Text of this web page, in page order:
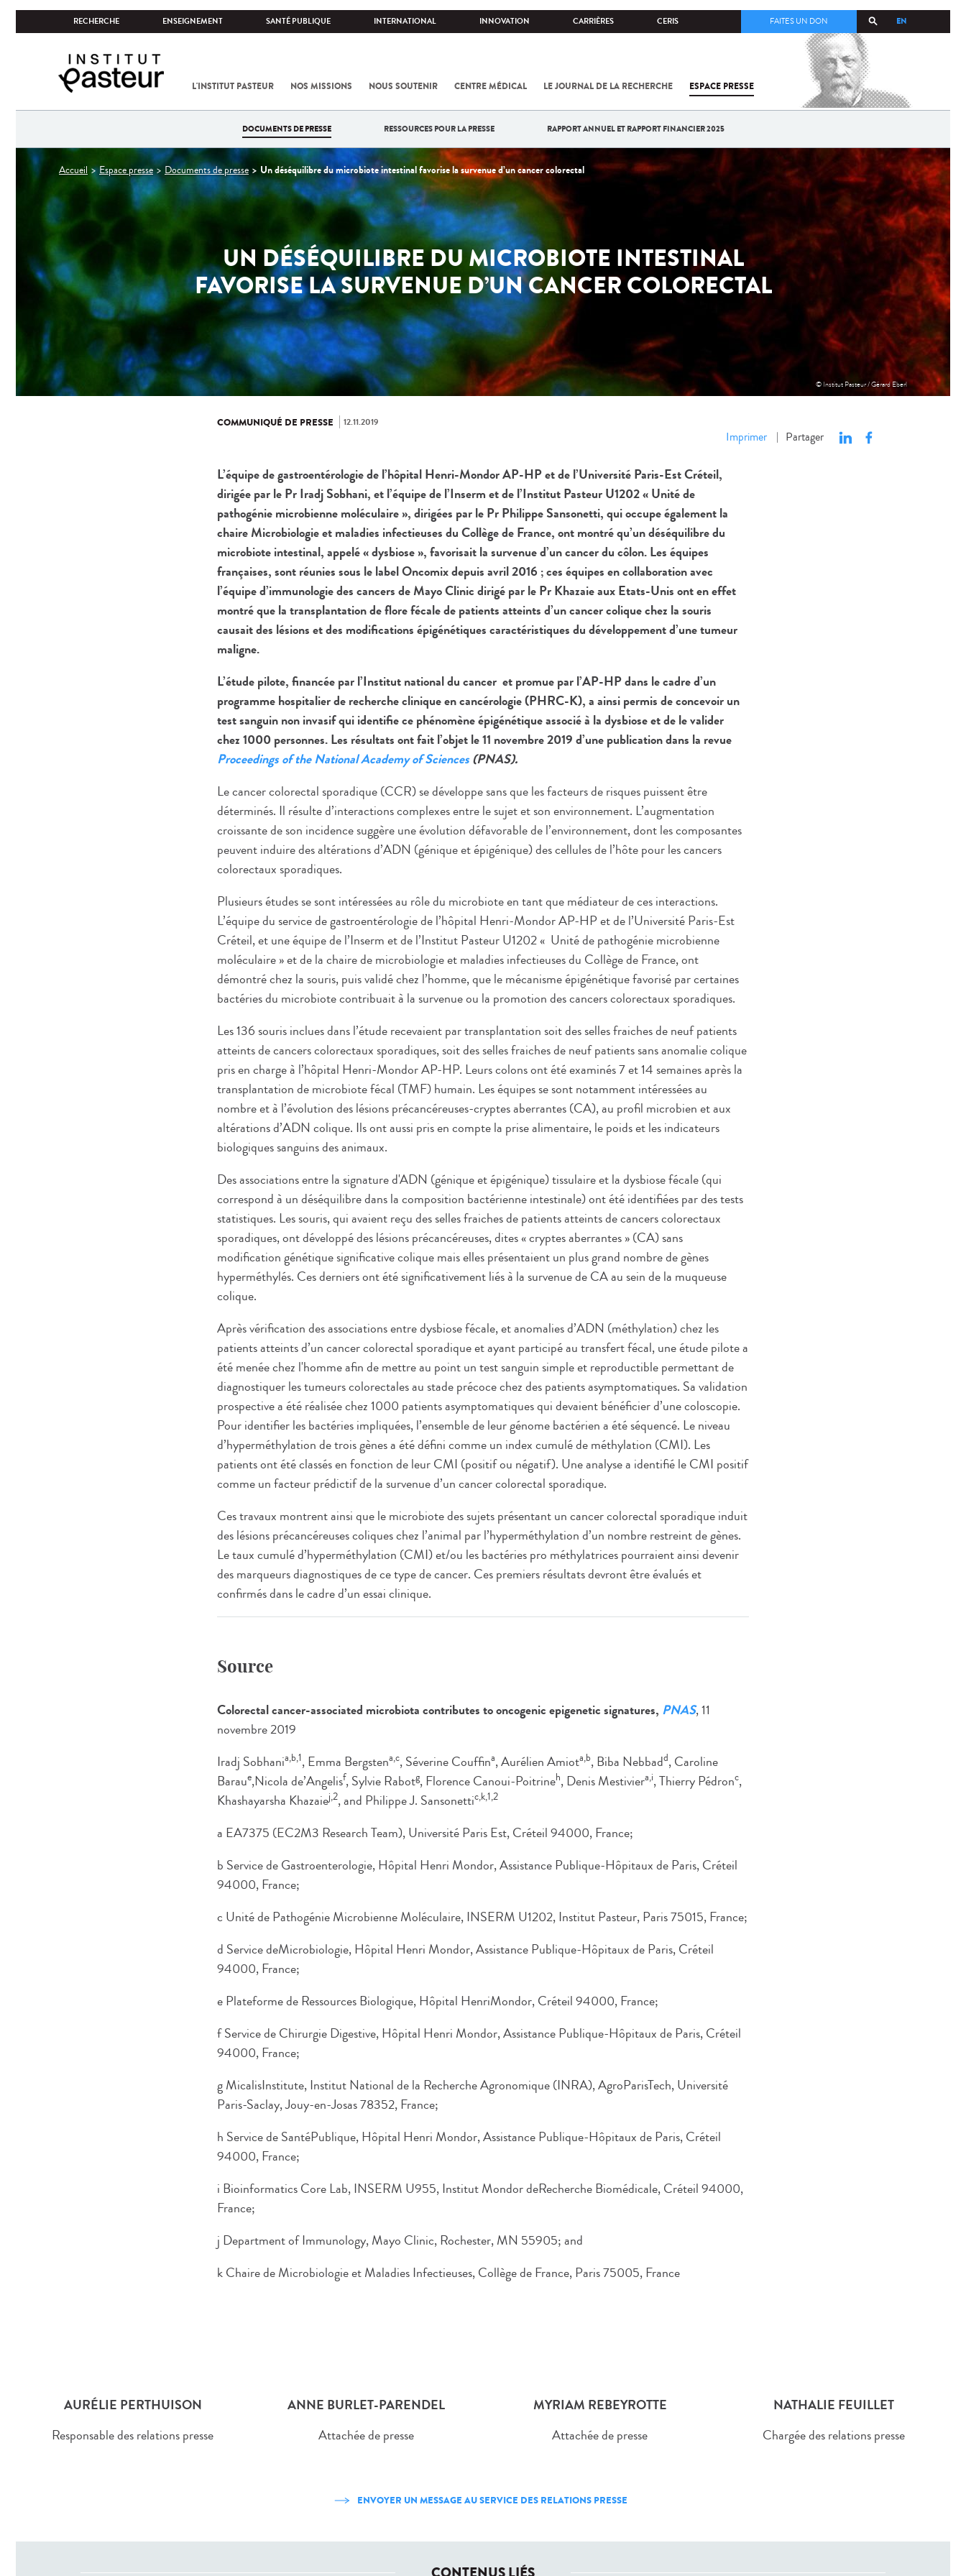
RECHERCHE ENSEIGNEMENT SANTÉ PUBLIQUE INTERNATIONAL INNOVATION CARRIÈRES CERIS EN
FAITES UN DON
L'INSTITUT PASTEUR NOS MISSIONS NOUS SOUTENIR CENTRE MÉDICAL LE JOURNAL DE LA RECHERCHE ESPACE PRESSE
COV-2 /
L'INSTITUT
PASTEUR
DOCUMENTS DE PRESSE RESSOURCES POUR LA PRESSE RAPPORT ANNUEL ET RAPPORT FINANCIER 2025
Vous
ici
Accueil Espace presse Documents de presse Un déséquilibre du microbiote intestinal favorise la survenue d’un cancer colorectal
UN DÉSÉQUILIBRE DU MICROBIOTE INTESTINAL
FAVORISE LA SURVENUE D’UN CANCER COLORECTAL
© Institut Pasteur / Gérard Eberl
COMMUNIQUÉ DE PRESSE 12.11.2019
Imprimer | Partager
L’équipe de gastroentérologie de l’hôpital Henri-Mondor AP-HP et de l’Université Paris-Est Créteil,
dirigée par le Pr Iradj Sobhani, et l’équipe de l’Inserm et de l’Institut Pasteur U1202 « Unité de
pathogénie microbienne moléculaire », dirigées par le Pr Philippe Sansonetti, qui occupe également la
chaire Microbiologie et maladies infectieuses du Collège de France, ont montré qu’un déséquilibre du
microbiote intestinal, appelé « dysbiose », favorisait la survenue d’un cancer du côlon. Les équipes
françaises, sont réunies sous le label Oncomix depuis avril 2016 ; ces équipes en collaboration avec
l’équipe d’immunologie des cancers de Mayo Clinic dirigé par le Pr Khazaie aux Etats-Unis ont en effet
montré que la transplantation de flore fécale de patients atteints d’un cancer colique chez la souris
causait des lésions et des modifications épigénétiques caractéristiques du développement d’une tumeur
maligne.
L’étude pilote, financée par l’Institut national du cancer et promue par l’AP-HP dans le cadre d’un
programme hospitalier de recherche clinique en cancérologie (PHRC-K), a ainsi permis de concevoir un
test sanguin non invasif qui identifie ce phénomène épigénétique associé à la dysbiose et de le valider
chez 1000 personnes. Les résultats ont fait l’objet le 11 novembre 2019 d’une publication dans la revue
Proceedings of the National Academy of Sciences(PNAS).
Le cancer colorectal sporadique (CCR) se développe sans que les facteurs de risques puissent être
déterminés. Il résulte d’interactions complexes entre le sujet et son environnement. L’augmentation
croissante de son incidence suggère une évolution défavorable de l’environnement, dont les composantes
peuvent induire des altérations d’ADN (génique et épigénique) des cellules de l’hôte pour les cancers
colorectaux sporadiques.
Plusieurs études se sont intéressées au rôle du microbiote en tant que médiateur de ces interactions.
L’équipe du service de gastroentérologie de l’hôpital Henri-Mondor AP-HP et de l’Université Paris-Est
Créteil, et une équipe de l’Inserm et de l’Institut Pasteur U1202 « Unité de pathogénie microbienne
moléculaire » et de la chaire de microbiologie et maladies infectieuses du Collège de France, ont
démontré chez la souris, puis validé chez l’homme, que le mécanisme épigénétique favorisé par certaines
bactéries du microbiote contribuait à la survenue ou la promotion des cancers colorectaux sporadiques.
Les 136 souris inclues dans l’étude recevaient par transplantation soit des selles fraiches de neuf patients
atteints de cancers colorectaux sporadiques, soit des selles fraiches de neuf patients sans anomalie colique
pris en charge à l’hôpital Henri-Mondor AP-HP. Leurs colons ont été examinés 7 et 14 semaines après la
transplantation de microbiote fécal (TMF) humain. Les équipes se sont notamment intéressées au
nombre et à l’évolution des lésions précancéreuses-cryptes aberrantes (CA), au profil microbien et aux
altérations d’ADN colique. Ils ont aussi pris en compte la prise alimentaire, le poids et les indicateurs
biologiques sanguins des animaux.
Des associations entre la signature d'ADN (génique et épigénique) tissulaire et la dysbiose fécale (qui
correspond à un déséquilibre dans la composition bactérienne intestinale) ont été identifiées par des tests
statistiques. Les souris, qui avaient reçu des selles fraiches de patients atteints de cancers colorectaux
sporadiques, ont développé des lésions précancéreuses, dites « cryptes aberrantes » (CA) sans
modification génétique significative colique mais elles présentaient un plus grand nombre de gènes
hyperméthylés. Ces derniers ont été significativement liés à la survenue de CA au sein de la muqueuse
colique.
Après vérification des associations entre dysbiose fécale, et anomalies d’ADN (méthylation) chez les
patients atteints d’un cancer colorectal sporadique et ayant participé au transfert fécal, une étude pilote a
été menée chez l'homme afin de mettre au point un test sanguin simple et reproductible permettant de
diagnostiquer les tumeurs colorectales au stade précoce chez des patients asymptomatiques. Sa validation
prospective a été réalisée chez 1000 patients asymptomatiques qui devaient bénéficier d’une coloscopie.
Pour identifier les bactéries impliquées, l’ensemble de leur génome bactérien a été séquencé. Le niveau
d’hyperméthylation de trois gènes a été défini comme un index cumulé de méthylation (CMI). Les
patients ont été classés en fonction de leur CMI (positif ou négatif). Une analyse a identifié le CMI positif
comme un facteur prédictif de la survenue d’un cancer colorectal sporadique.
Ces travaux montrent ainsi que le microbiote des sujets présentant un cancer colorectal sporadique induit
des lésions précancéreuses coliques chez l’animal par l’hyperméthylation d’un nombre restreint de gènes.
Le taux cumulé d’hyperméthylation (CMI) et/ou les bactéries pro méthylatrices pourraient ainsi devenir
des marqueurs diagnostiques de ce type de cancer. Ces premiers résultats devront être évalués et
confirmés dans le cadre d’un essai clinique.
Source
Colorectal cancer-associated microbiota contributes to oncogenic epigenetic signatures, PNAS, 11
novembre 2019
Iradj Sobhania,b,1, Emma Bergstena,c, Séverine Couffina, Aurélien Amiota,b, Biba Nebbadd, Caroline
Baraue,Nicola de’Angelisf, Sylvie Rabotg, Florence Canoui-Poitrineh, Denis Mestiviera,i, Thierry Pédronc,
Khashayarsha Khazaiej,2, and Philippe J. Sansonettic,k,1,2
a EA7375 (EC2M3 Research Team), Université Paris Est, Créteil 94000, France;
b Service de Gastroenterologie, Hôpital Henri Mondor, Assistance Publique-Hôpitaux de Paris, Créteil
94000, France;
c Unité de Pathogénie Microbienne Moléculaire, INSERM U1202, Institut Pasteur, Paris 75015, France;
d Service deMicrobiologie, Hôpital Henri Mondor, Assistance Publique-Hôpitaux de Paris, Créteil
94000, France;
e Plateforme de Ressources Biologique, Hôpital HenriMondor, Créteil 94000, France;
f Service de Chirurgie Digestive, Hôpital Henri Mondor, Assistance Publique-Hôpitaux de Paris, Créteil
94000, France;
g MicalisInstitute, Institut National de la Recherche Agronomique (INRA), AgroParisTech, Université
Paris-Saclay, Jouy-en-Josas 78352, France;
h Service de SantéPublique, Hôpital Henri Mondor, Assistance Publique-Hôpitaux de Paris, Créteil
94000, France;
i Bioinformatics Core Lab, INSERM U955, Institut Mondor deRecherche Biomédicale, Créteil 94000,
France;
j Department of Immunology, Mayo Clinic, Rochester, MN 55905; and
k Chaire de Microbiologie et Maladies Infectieuses, Collège de France, Paris 75005, France
AURÉLIE PERTHUISON
Responsable des relations presse
ANNE BURLET-PARENDEL
Attachée de presse
MYRIAM REBEYROTTE
Attachée de presse
NATHALIE FEUILLET
Chargée des relations presse
ENVOYER UN MESSAGE AU SERVICE DES RELATIONS PRESSE